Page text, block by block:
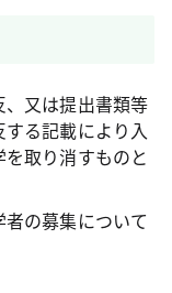
又は提出書類等
る記載により入
取り消すものと
の募集について